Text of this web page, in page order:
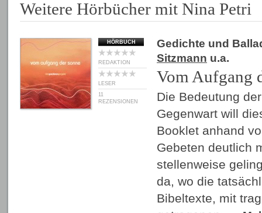
Weitere Hörbücher mit Nina Petri
HÖRBUCH
REDAKTION
LESER
11
REZENSIONEN
Gedichte und
Sitzmann u.a.
Vom Aufgang
Die Bedeutung
Gegenwart will
Booklet anhand
Gebeten deutlich
stellenweise
da, wo die
Bibeltexte, mit